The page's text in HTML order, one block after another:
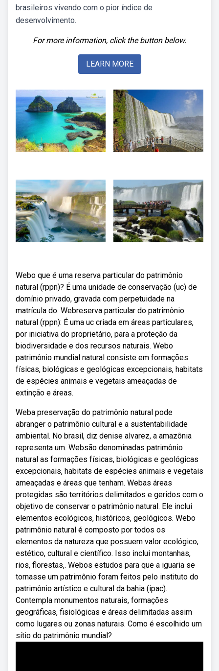
brasileiros vivendo com o pior índice de
desenvolvimento.
For more information, click the button below.
LEARN MORE
Webo que é uma reserva particular do patrimônio
natural (rppn)? É uma unidade de conservação (uc) de
domínio privado, gravada com perpetuidade na
matrícula do. Webreserva particular do patrimônio
natural (rppn): É uma uc criada em áreas particulares,
por iniciativa do proprietário, para a proteção da
biodiversidade e dos recursos naturais. Webo
patrimônio mundial natural consiste em formações
físicas, biológicas e geológicas excepcionais, habitats
de espécies animais e vegetais ameaçadas de
extinção e áreas.
Weba preservação do patrimônio natural pode
abranger o patrimônio cultural e a sustentabilidade
ambiental. No brasil, diz denise alvarez, a amazônia
representa um. Websão denominadas patrimônio
natural as formações físicas, biológicas e geológicas
excepcionais, habitats de espécies animais e vegetais
ameaçadas e áreas que tenham. Webas áreas
protegidas são territórios delimitados e geridos com o
objetivo de conservar o patrimônio natural. Ele inclui
elementos ecológicos, históricos, geológicos. Webo
patrimônio natural é composto por todos os
elementos da natureza que possuem valor ecológico,
estético, cultural e científico. Isso inclui montanhas,
rios, florestas,. Webos estudos para que a iguaria se
tornasse um patrimônio foram feitos pelo instituto do
patrimônio artístico e cultural da bahia (ipac).
Contempla monumentos naturais, formações
geográficas, fisiológicas e áreas delimitadas assim
como lugares ou zonas naturais. Como é escolhido um
sítio do patrimônio mundial?